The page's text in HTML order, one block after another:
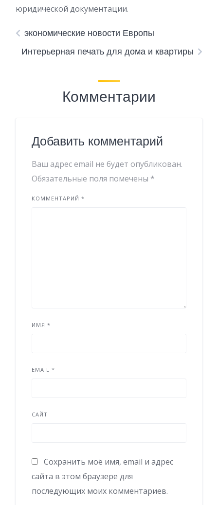
юридической документации.
экономические новости Европы
Интерьерная печать для дома и квартиры
Комментарии
Добавить комментарий
Ваш адрес email не будет опубликован.
Обязательные поля помечены *
КОММЕНТАРИЙ *
ИМЯ *
EMAIL *
САЙТ
Сохранить моё имя, email и адрес
сайта в этом браузере для
последующих моих комментариев.